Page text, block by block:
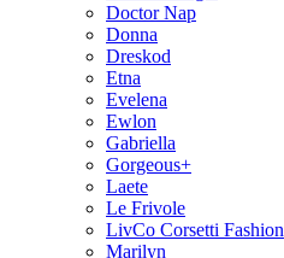
Doctor Nap
Donna
Dreskod
Etna
Evelena
Ewlon
Gabriella
Gorgeous+
Laete
Le Frivole
LivCo Corsetti Fashion
Marilyn